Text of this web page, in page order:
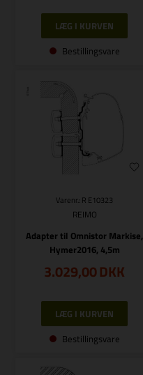
Bestillingsvare
Varenr.: R E10323
REIMO
Adapter til Omnistor Markise,
Hymer2016, 4,5m
3.029,00DKK
Bestillingsvare